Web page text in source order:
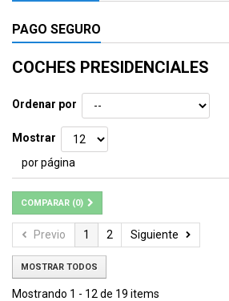
PAGO SEGURO
COCHES PRESIDENCIALES
Ordenar por
Mostrar
por página
COMPARAR (0)
Previo 1 2 Siguiente
MOSTRAR TODOS
Mostrando 1 - 12 de 19 items